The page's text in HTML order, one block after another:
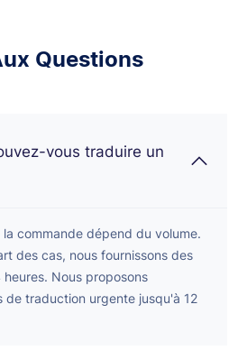
Questions
vous traduire un
commande dépend du volume.
des cas, nous fournissons des
Nous proposons
de traduction urgente jusqu'à 12